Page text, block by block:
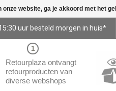
uur besteld morgen in huis*
1
Retourplaza ontvangt
retourproducten van
diverse webshops
onze website, ga je akkoord met het